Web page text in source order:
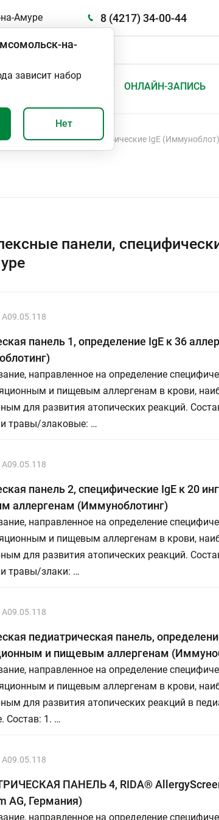
Амуре 8 (4217) 34-00-44
ОНЛАЙН-ЗАПИСЬ
на-
зависит набор
Нет
панели, специфические IgE (Иммуноблот)
панели,
A09.05.118
панель 1, определение IgE к 36
направленное на определение
и пищевым аллергенам в крови,
для развития атопических реакций.
травы/злаковые: …
A09.05.118
панель 2, специфические IgE к 20
аллергенам (Иммуноблотинг)
направленное на определение
и пищевым аллергенам в крови,
для развития атопических реакций.
травы/злаки: …
A09.05.118
педиатрическая панель,
и пищевым аллергенам
направленное на определение
и пищевым аллергенам в крови,
для развития атопических реакций в
Состав: 1. …
A09.05.118
ПАНЕЛЬ 4, RIDA®
AG, Германия)
направленное на определение